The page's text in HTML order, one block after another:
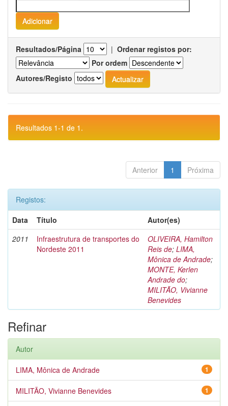
Resultados/Página | Ordenar registos por:
Por ordem
Autores/Registo
Resultados 1-1 de 1.
Anterior 1 Próxima
Registos:
Data
Título
Autor(es)
2011
Infraestrutura de transportes do
Nordeste 2011
OLIVEIRA, Hamilton
Reis de; LIMA,
Mônica de Andrade;
MONTE, Kerlen
Andrade do;
MILITÃO, Vivianne
Benevides
Refinar
Autor
1
LIMA, Mônica de Andrade
1
MILITÃO, Vivianne Benevides